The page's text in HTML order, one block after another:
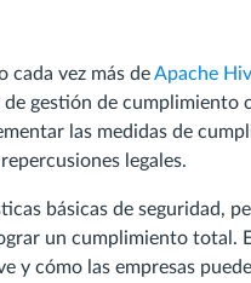
cada vez más deApache
gestión de cumplimiento
las medidas de
legales.
básicas de seguridad,
un cumplimiento total.
y cómo las empresas